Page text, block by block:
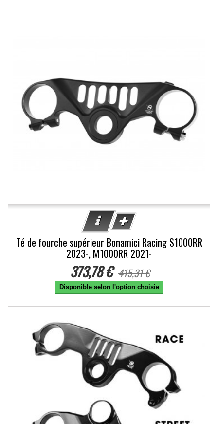
Té de fourche supérieur Bonamici Racing S1000RR
2023-, M1000RR 2021-
373,78 € 415,31 €
Disponible selon l'option choisie